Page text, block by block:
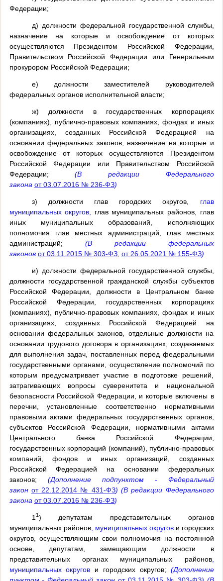
Федерации;
д) должности федеральной государственной службы,
назначение на которые и освобождение от которых
осуществляются Президентом Российской Федерации,
Правительством Российской Федерации или Генеральным
прокурором Российской Федерации;
е) должности заместителей руководителей
федеральных органов исполнительной власти;
ж) должности в государственных корпорациях
(компаниях), публично-правовых компаниях, фондах и иных
организациях, созданных Российской Федерацией на
основании федеральных законов, назначение на которые и
освобождение от которых осуществляются Президентом
Российской Федерации или Правительством Российской
Федерации;(В редакции Федерального
закона от 03.07.2016 № 236-ФЗ)
з) должности глав городских округов, глав
муниципальных округов, глав муниципальных районов, глав
иных муниципальных образований, исполняющих
полномочия глав местных администраций, глав местных
администраций; (В редакции федеральных
законов от 03.11.2015 № 303-ФЗ, от 26.05.2021 № 155-ФЗ)
и) должности федеральной государственной службы,
должности государственной гражданской службы субъектов
Российской Федерации, должности в Центральном банке
Российской Федерации, государственных корпорациях
(компаниях), публично-правовых компаниях, фондах и иных
организациях, созданных Российской Федерацией на
основании федеральных законов, отдельные должности на
основании трудового договора в организациях, создаваемых
для выполнения задач, поставленных перед федеральными
государственными органами, осуществление полномочий по
которым предусматривает участие в подготовке решений,
затрагивающих вопросы суверенитета и национальной
безопасности Российской Федерации, и которые включены в
перечни, установленные соответственно нормативными
правовыми актами федеральных государственных органов,
субъектов Российской Федерации, нормативными актами
Центрального банка Российской Федерации,
государственных корпораций (компаний), публично-правовых
компаний, фондов и иных организаций, созданных
Российской Федерацией на основании федеральных
законов; (Дополнение подпунктом - Федеральный
закон от 22.12.2014 № 431-ФЗ) (В редакции Федерального
закона от 03.07.2016 № 236-ФЗ)
11) депутатам представительных органов
муниципальных районов, муниципальных округови городских
округов, осуществляющим свои полномочия на постоянной
основе, депутатам, замещающим должности в
представительных органах муниципальных районов,
муниципальных округов и городских округов; (Дополнение